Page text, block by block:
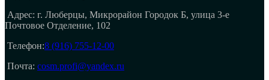
Адрес: г. Люберцы, Микрорайон Городок Б, улица 3-е
Почтовое Отделение, 102
Телефон:8 (916) 755-12-00
Почта: cosm.profi@yandex.ru